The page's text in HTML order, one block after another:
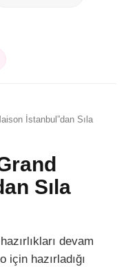
İstanbul”dan Sıla
Sıla
devam
için hazırladığı